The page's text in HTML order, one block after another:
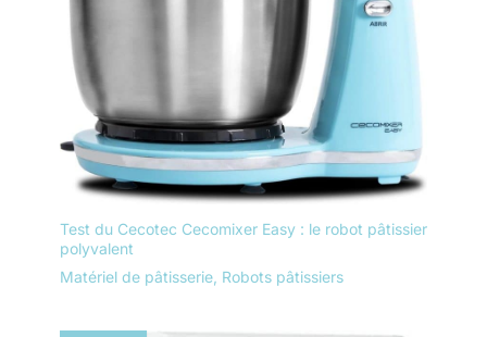
Test du Cecotec Cecomixer Easy : le robot pâtissier
polyvalent
Matériel de pâtisserie Robots pâtissiers